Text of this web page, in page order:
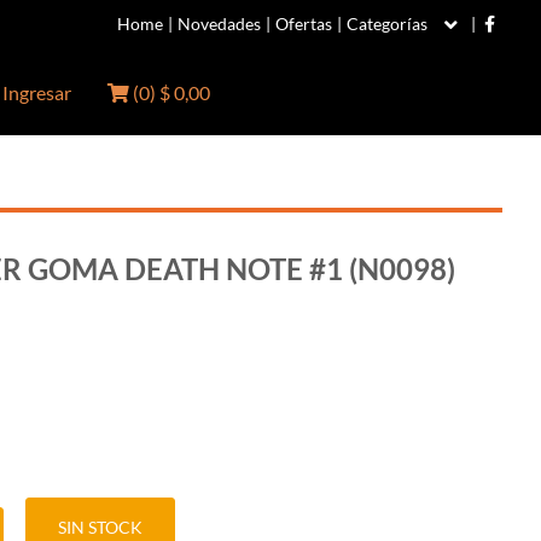
Home | Novedades | Ofertas | Categorías |
Ingresar (0) $ 0,00
GOMA DEATH NOTE #1 (N0098)
SIN STOCK